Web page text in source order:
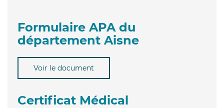
Formulaire APA du
département Aisne
Voir le document
Certificat Médical